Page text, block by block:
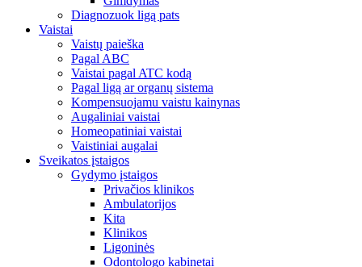
Diagnozuok ligą pats
Vaistai
Vaistų paieška
Pagal ABC
Vaistai pagal ATC kodą
Pagal ligą ar organų sistema
Kompensuojamu vaistu kainynas
Augaliniai vaistai
Homeopatiniai vaistai
Vaistiniai augalai
Sveikatos įstaigos
Gydymo įstaigos
Privačios klinikos
Ambulatorijos
Kita
Klinikos
Ligoninės
Odontologo kabinetai